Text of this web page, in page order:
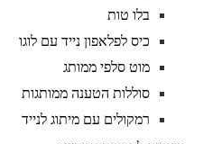
בלו טות
כיס לפלאפון נייד עם לוגו
מוט סלפי ממותג
סוללות הטענה ממותגות
רמקולים עם מיתוג לנייד